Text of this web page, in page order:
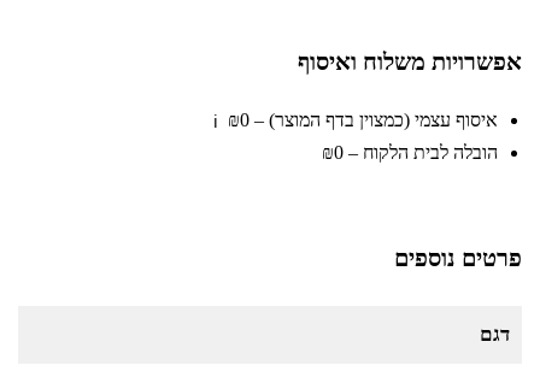
אפשרויות משלוח ואיסוף
איסוף עצמי (כמצוין בדף המוצר) – ₪0 ℹ️
הובלה לבית הלקוח – ₪0
פרטים נוספים
דגם